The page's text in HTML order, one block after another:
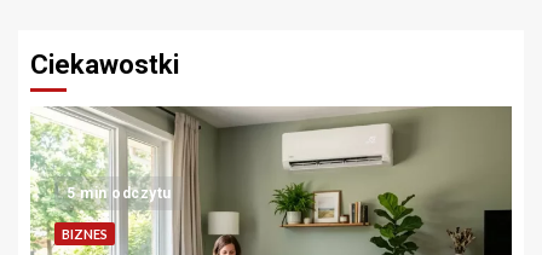
Ciekawostki
5 min odczytu
BIZNES